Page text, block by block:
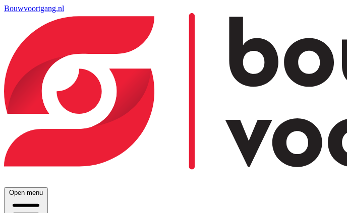
Bouwvoortgang.nl
Open menu